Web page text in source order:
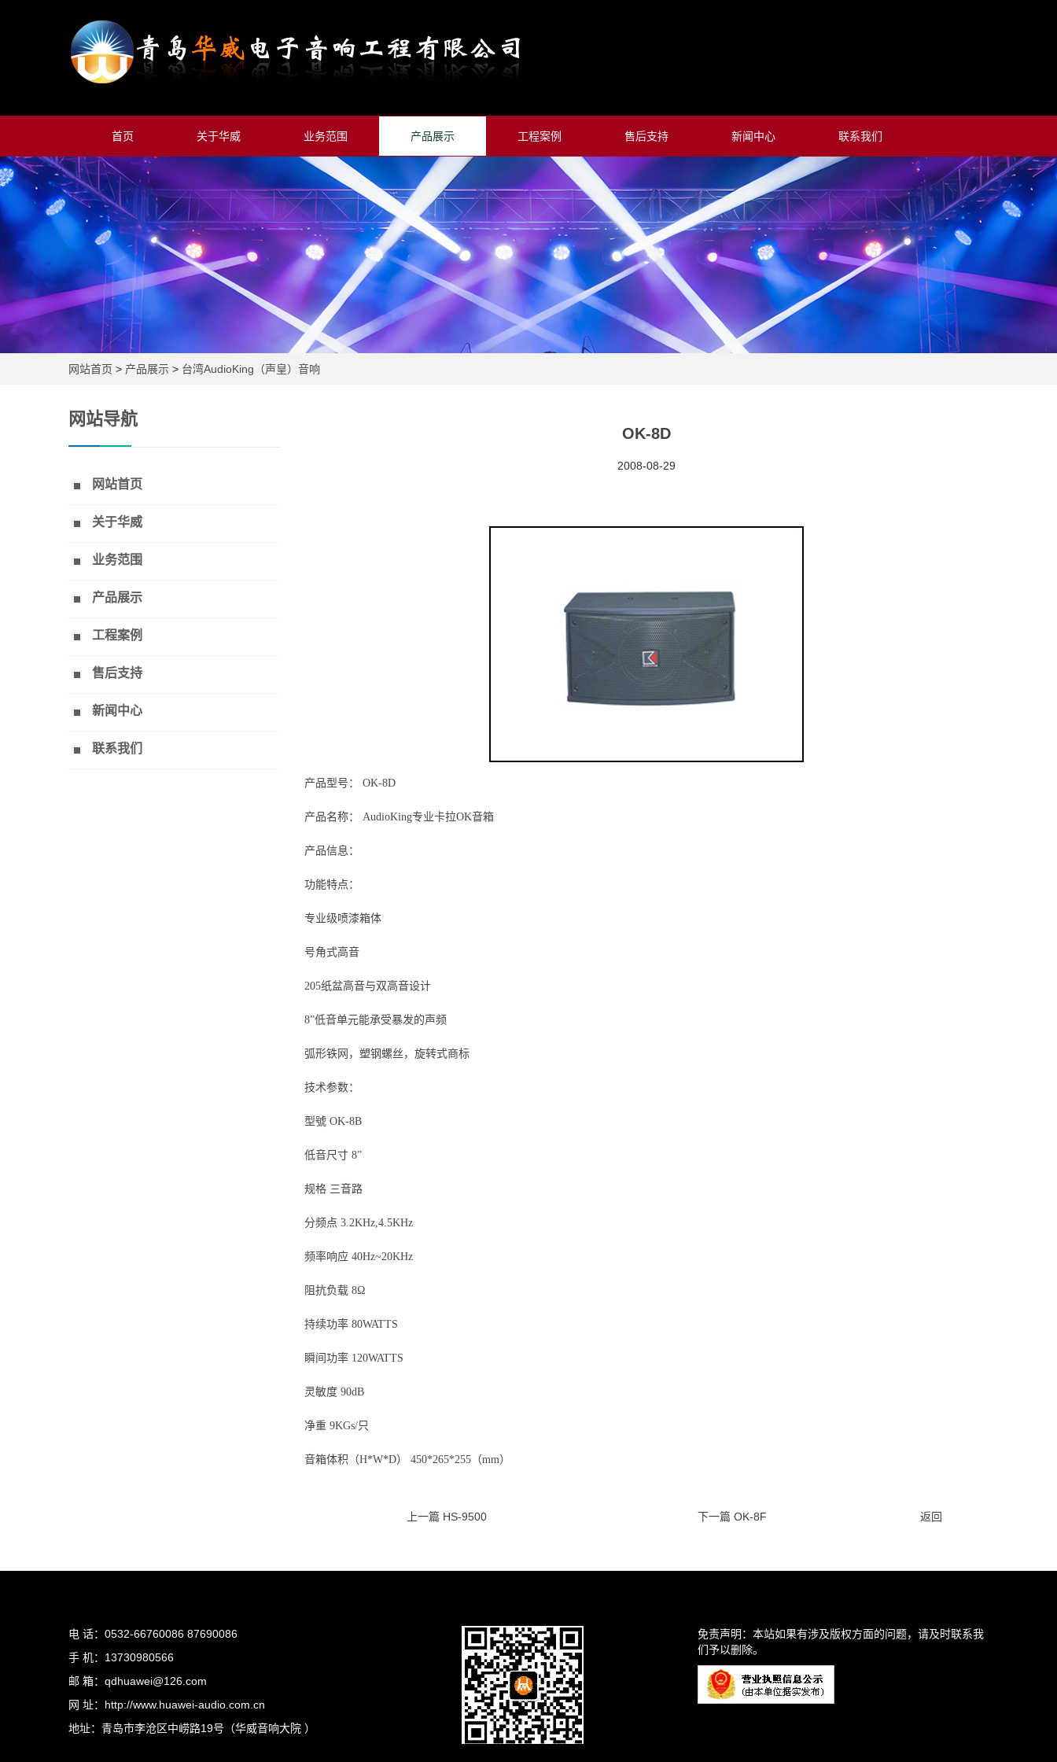
首页 关于华威 业务范围 产品展示 工程案例 售后支持 新闻中心 联系我们
网站首页 > 产品展示 > 台湾AudioKing（声皇）音响
OK-8D
2008-08-29
产品型号： OK-8D
产品名称： AudioKing专业卡拉OK音箱
产品信息：
功能特点：
专业级喷漆箱体
号角式高音
205纸盆高音与双高音设计
8”低音单元能承受暴发的声频
弧形铁网，塑钢螺丝，旋转式商标
技术参数：
型號 OK-8B
低音尺寸 8”
规格 三音路
分频点 3.2KHz,4.5KHz
频率响应 40Hz~20KHz
阻抗负载 8Ω
持续功率 80WATTS
瞬间功率 120WATTS
灵敏度 90dB
净重 9KGs/只
音箱体积（H*W*D） 450*265*255（mm）
上一篇 HS-9500 下一篇 OK-8F 返回
网站导航
网站首页
关于华威
业务范围
产品展示
工程案例
售后支持
新闻中心
联系我们
电 话：0532-66760086 87690086
手 机：13730980566
邮 箱：qdhuawei@126.com
网 址：http://www.huawei-audio.com.cn
地址：青岛市李沧区中崂路19号（华威音响大院 ）
免责声明：本站如果有涉及版权方面的问题，请及时联系我
们予以删除。